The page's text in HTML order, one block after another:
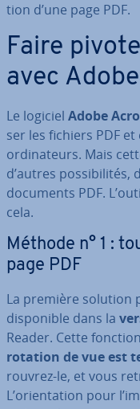
tion d’une page PDF.
Faire
avec
Le logiciel Adobe
ser les fichiers PDF
or­di­na­teurs. Mais
d’autres pos­si­bi­li­tés,
documents PDF.
cela.
Méthode n° 1 :
page PDF
La première solution
dis­po­nible dans la
Reader. Cette
rotation de vue est
rouvrez-le, et vous
L’orien­ta­tion pour